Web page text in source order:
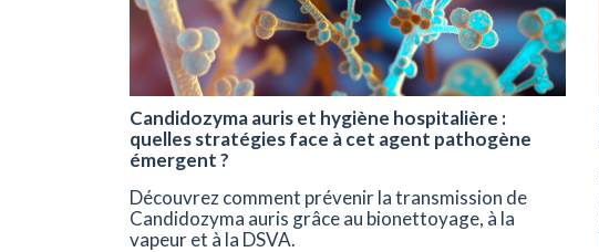
Candidozyma auris et hygiène hospitalière :
quelles stratégies face à cet agent pathogène
émergent ?
Découvrez comment prévenir la transmission de
Candidozyma auris grâce au bionettoyage, à la
vapeur et à la DSVA.